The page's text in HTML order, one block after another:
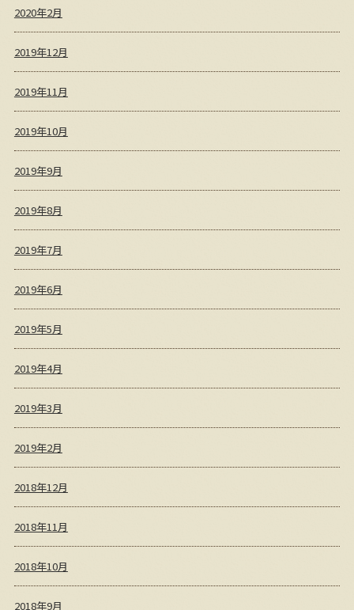
2020年2月
2019年12月
2019年11月
2019年10月
2019年9月
2019年8月
2019年7月
2019年6月
2019年5月
2019年4月
2019年3月
2019年2月
2018年12月
2018年11月
2018年10月
2018年9月